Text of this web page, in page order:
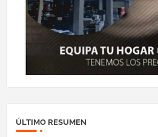
ÚLTIMO RESUMEN